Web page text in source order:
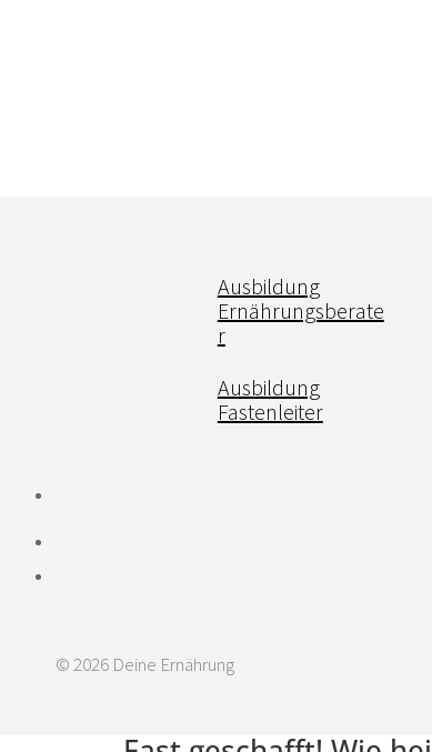
Ausbildung
Ernährungsberate
r
Ausbildung
Fastenleiter
© 2026 Deine Ernährung